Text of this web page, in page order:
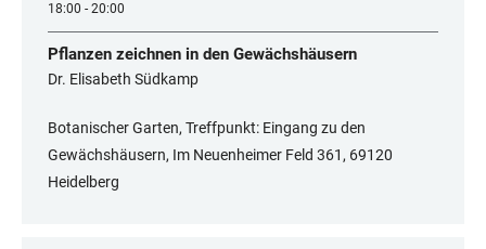
18:00 - 20:00
Pflanzen zeichnen in den Gewächshäusern
Dr. Elisabeth Südkamp
Botanischer Garten, Treffpunkt: Eingang zu den
Gewächshäusern, Im Neuenheimer Feld 361, 69120
Heidelberg